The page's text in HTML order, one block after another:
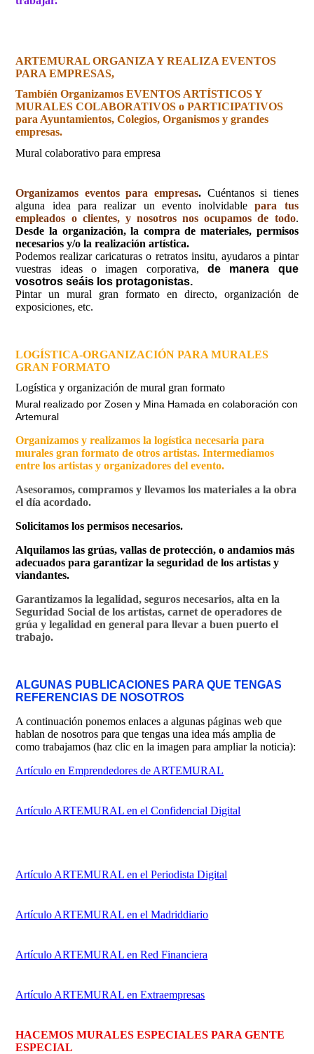
ARTEMURAL ORGANIZA Y REALIZA EVENTOS
PARA EMPRESAS,
También Organizamos EVENTOS ARTÍSTICOS Y
MURALES COLABORATIVOS o PARTICIPATIVOS
para Ayuntamientos, Colegios, Organismos y grandes
empresas.
Mural colaborativo para empresa
Organizamos eventos para empresas. Cuéntanos si tienes
alguna idea para realizar un evento inolvidablepara tus
empleados o clientes, y nosotros nos ocupamos de todo.
Desde la organización, la compra de materiales, permisos
necesarios y/o la realización artística.
Podemos realizar caricaturas o retratos insitu, ayudaros a pintar
vuestras ideas o imagen corporativa, de manera que
vosotros seáis los protagonistas.
Pintar un mural gran formato en directo, organización de
exposiciones, etc.
LOGÍSTICA-ORGANIZACIÓN PARA MURALES
GRAN FORMATO
Logística y organización de mural gran formato
Mural realizado por Zosen y Mina Hamada en colaboración con
Artemural
Organizamos y realizamos la logística necesaria para
murales gran formato de otros artistas. Intermediamos
entre los artistas y organizadores del evento.
Asesoramos, compramos y llevamos los materiales a la obra
el día acordado.
Solicitamos los permisos necesarios.
Alquilamos las grúas, vallas de protección, o andamios más
adecuados para garantizar la seguridad de los artistas y
viandantes.
Garantizamos la legalidad, seguros necesarios, alta en la
Seguridad Social de los artistas, carnet de operadores de
grúa y legalidad en general para llevar a buen puerto el
trabajo.
ALGUNAS PUBLICACIONES PARA QUE TENGAS
REFERENCIAS DE NOSOTROS
A continuación ponemos enlaces a algunas páginas web que
hablan de nosotros para que tengas una idea más amplia de
como trabajamos (haz clic en la imagen para ampliar la noticia):
Artículo en Emprendedores de ARTEMURAL
Artículo ARTEMURAL en el Confidencial Digital
Artículo ARTEMURAL en el Periodista Digital
Artículo ARTEMURAL en el Madriddiario
Artículo ARTEMURAL en Red Financiera
Artículo ARTEMURAL en Extraempresas
HACEMOS MURALES ESPECIALES PARA GENTE
ESPECIAL